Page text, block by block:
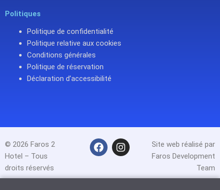
Politiques
Politique de confidentialité
Politique relative aux cookies
Conditions générales
Politique de réservation
Déclaration d’accessibilité
© 2026 Faros 2
Hotel – Tous
droits réservés
F
a
I
n
Site web réalisé par
Faros Development
Team